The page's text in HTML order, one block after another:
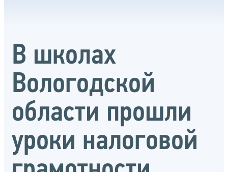
В школах
Вологодской
области прошли
уроки налоговой